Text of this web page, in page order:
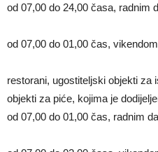
od 07,00 do 24,00 časa, radnim
od 07,00 do 01,00 čas,
restorani, ugostiteljski objekti za
objekti za piće, kojima je
od 07,00 do 01,00 čas, radnim